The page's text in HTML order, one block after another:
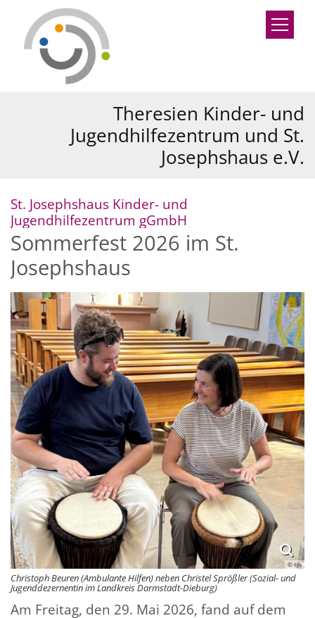
Zum Inhalt springen
Theresien Kinder- und
Jugendhilfezentrum und St.
Josephshaus e.V.
St. Josephshaus Kinder- und
Jugendhilfezentrum gGmbH
Sommerfest 2026 im St.
Josephshaus
© sjh
Christoph Beuren (Ambulante Hilfen) neben Christel Sprößler (Sozial- und
Jugenddezernentin im Landkreis Darmstadt-Dieburg)
Am Freitag, den 29. Mai 2026, fand auf dem